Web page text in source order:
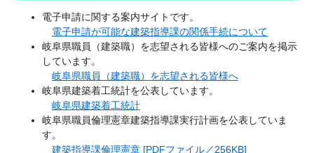
電子申請に関する案内サイトです。
電子申請が可能な建築指導課の関係手続について
岐阜県職員（建築職）を志望される皆様へのご案内を掲示
しています。
岐阜県職員（建築職）を志望される皆様へ
岐阜県建築着工統計を公表しています。
岐阜県建築着工統計
岐阜県職員倫理憲章建築指導課実行計画を公表していま
す。
建築指導課倫理憲章 [PDFファイル／256KB]